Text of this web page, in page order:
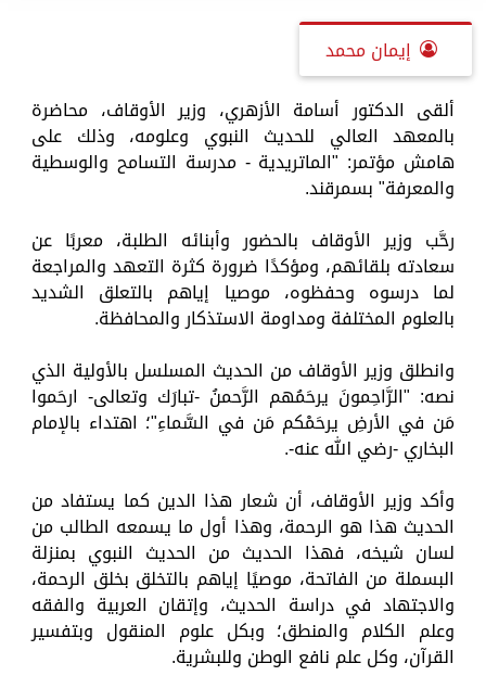
إيمان محمد
ألقى الدكتور أسامة الأزهري، وزير الأوقاف، محاضرة
بالمعهد العالي للحديث النبوي وعلومه، وذلك على
هامش مؤتمر: "الماتريدية - مدرسة التسامح والوسطية
والمعرفة" بسمرقند.
رحَّب وزير الأوقاف بالحضور وأبنائه الطلبة، معربًا عن
سعادته بلقائهم، ومؤكدًا ضرورة كثرة التعهد والمراجعة
لما درسوه وحفظوه، موصيا إياهم بالتعلق الشديد
بالعلوم المختلفة ومداومة الاستذكار والمحافظة.
وانطلق وزير الأوقاف من الحديث المسلسل بالأولية الذي
نصه: "الرَّاحِمونَ يرحَمُهم الرَّحمنُ -تبارَك وتعالى- ارحَموا
مَن في الأرضِ يرحَمْكم مَن في السَّماءِ"؛ اهتداء بالإمام
البخاري -رضي الله عنه-.
وأكد وزير الأوقاف، أن شعار هذا الدين كما يستفاد من
الحديث هذا هو الرحمة، وهذا أول ما يسمعه الطالب من
لسان شيخه، فهذا الحديث من الحديث النبوي بمنزلة
البسملة من الفاتحة، موصيًا إياهم بالتخلق بخلق الرحمة،
والاجتهاد في دراسة الحديث، وإتقان العربية والفقه
وعلم الكلام والمنطق؛ وبكل علوم المنقول وبتفسير
القرآن، وكل علم نافع الوطن وللبشرية.